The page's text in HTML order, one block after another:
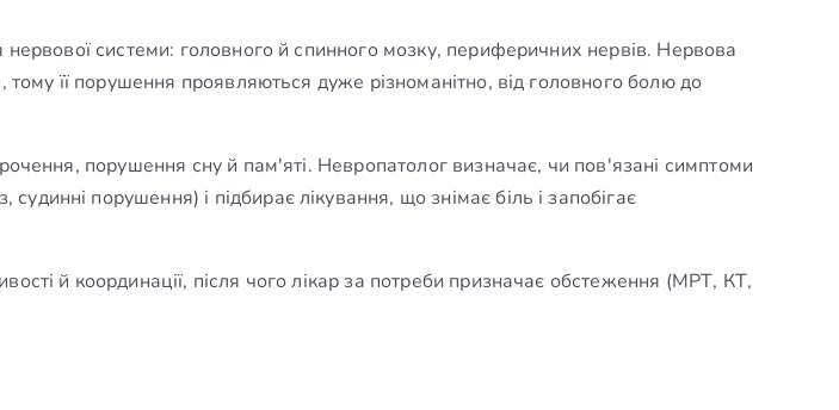
системи: головного й спинного мозку, периферичних нервів. Нервова
її порушення проявляються дуже різноманітно, від головного болю до
порушення сну й пам'яті. Невропатолог визначає, чи пов'язані симптоми
порушення) і підбирає лікування, що знімає біль і запобігає
й координації, після чого лікар за потреби призначає обстеження (МРТ, КТ,